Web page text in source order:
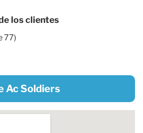
los clientes
77)
Ac Soldiers